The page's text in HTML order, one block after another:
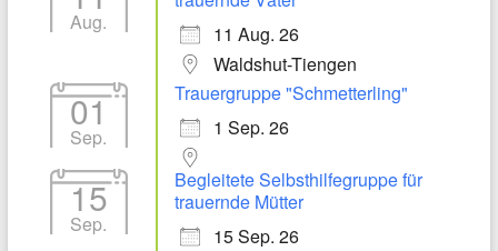
Aug.
11 Aug. 26
Waldshut-Tiengen
01
Sep.
Trauergruppe "Schmetterling"
1 Sep. 26
15
Sep.
Begleitete Selbsthilfegruppe für
trauernde Mütter
15 Sep. 26